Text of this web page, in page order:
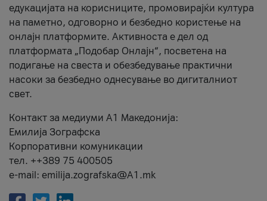
едукацијата на корисниците, промовирајќи култура
на паметно, одговорно и безбедно користење на
онлајн платформите. Активноста е дел од
платформата „Подобар Онлајн“, посветена на
подигање на свеста и обезбедување практични
насоки за безбедно однесување во дигиталниот
свет.
Контакт за медиуми А1 Македонија:
Емилија Зографска
Корпоративни комуникации
тел. ++389 75 400505
e-mail: emilija.zografska@A1.mk